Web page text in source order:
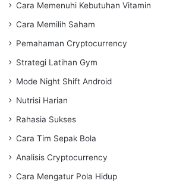
Cara Memenuhi Kebutuhan Vitamin
Cara Memilih Saham
Pemahaman Cryptocurrency
Strategi Latihan Gym
Mode Night Shift Android
Nutrisi Harian
Rahasia Sukses
Cara Tim Sepak Bola
Analisis Cryptocurrency
Cara Mengatur Pola Hidup